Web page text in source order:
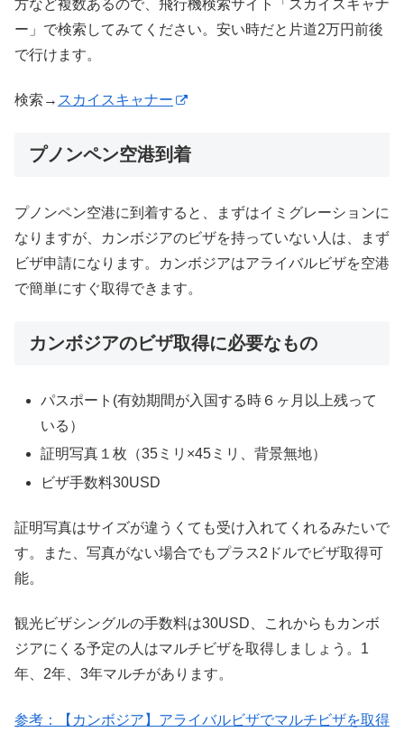
方など複数あるので、飛行機検索サイト「スカイスキャナ
ー」で検索してみてください。安い時だと片道2万円前後
で行けます。
検索→ スカイスキャナー
プノンペン空港到着
プノンペン空港に到着すると、まずはイミグレーションに
なりますが、カンボジアのビザを持っていない人は、まず
ビザ申請になります。カンボジアはアライバルビザを空港
で簡単にすぐ取得できます。
カンボジアのビザ取得に必要なもの
パスポート(有効期間が入国する時６ヶ月以上残って
いる）
証明写真１枚（35ミリ×45ミリ、背景無地）
ビザ手数料30USD
証明写真はサイズが違うくても受け入れてくれるみたいで
す。また、写真がない場合でもプラス2ドルでビザ取得可
能。
観光ビザシングルの手数料は30USD、これからもカンボ
ジアにくる予定の人はマルチビザを取得しましょう。1
年、2年、3年マルチがあります。
参考：【カンボジア】アライバルビザでマルチビザを取得